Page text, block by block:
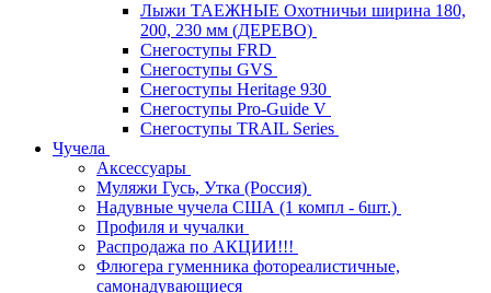
Лыжи ТАЕЖНЫЕ Охотничьи ширина 180,
200, 230 мм (ДЕРЕВО)
Снегоступы FRD
Снегоступы GVS
Снегоступы Heritage 930
Снегоступы Pro-Guide V
Снегоступы TRAIL Series
Чучела
Аксессуары
Муляжи Гусь, Утка (Россия)
Надувные чучела США (1 компл - 6шт.)
Профиля и чучалки
Распродажа по АКЦИИ!!!
Флюгера гуменника фотореалистичные,
самонадувающиеся